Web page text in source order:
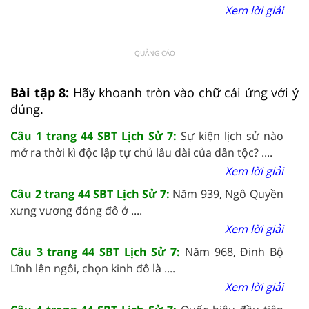
Xem lời giải
QUẢNG CÁO
Bài tập 8: Hãy khoanh tròn vào chữ cái ứng với ý
đúng.
Câu 1 trang 44 SBT Lịch Sử 7: Sự kiện lịch sử nào
mở ra thời kì độc lập tự chủ lâu dài của dân tộc? ....
Xem lời giải
Câu 2 trang 44 SBT Lịch Sử 7: Năm 939, Ngô Quyền
xưng vương đóng đô ở ....
Xem lời giải
Câu 3 trang 44 SBT Lịch Sử 7: Năm 968, Đinh Bộ
Lĩnh lên ngôi, chọn kinh đô là ....
Xem lời giải